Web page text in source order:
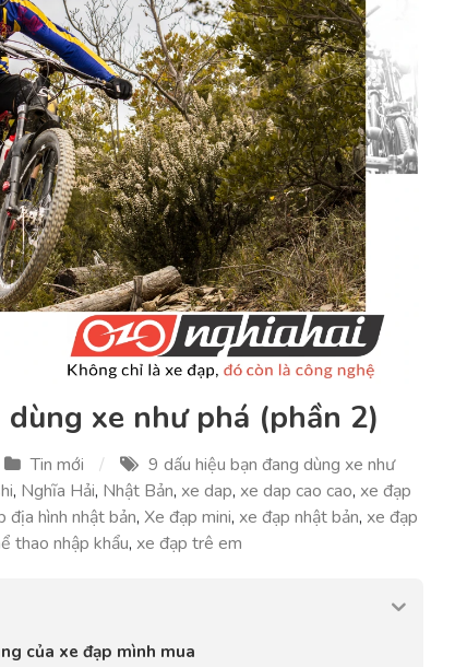
xe như phá (phần 2)
Tin mới
9 dấu hiệu bạn đang dùng xe như
, Nghĩa Hải, Nhật Bản, xe dap, xe dap cao cao, xe đạp
địa hình nhật bản, Xe đạp mini, xe đạp nhật bản, xe đạp
thao nhập khẩu, xe đạp trê em
của xe đạp mình mua